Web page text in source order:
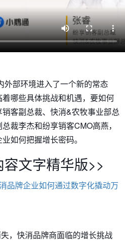
外部环境进入了一个新的常态
哪些具体挑战和机遇，要如何
客副总裁、快消&农牧事业部总
裁李杰和纷享销客CMO高燕，
如何把握增长密码。
文字精华版>>
品牌企业如何通过数字化撬动万
，快消品牌商面临的增长挑战